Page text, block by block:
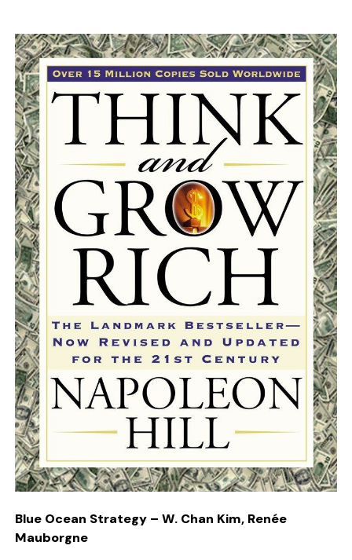
Blue Ocean Strategy – W. Chan Kim, Renée
Mauborgne